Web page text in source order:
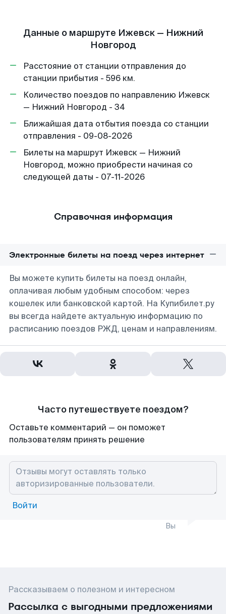
Данные о маршруте Ижевск — Нижний
Новгород
Расстояние от станции отправления до
станции прибытия - 596 км.
Количество поездов по направлению Ижевск
— Нижний Новгород - 34
Ближайшая дата отбытия поезда со станции
отправления - 09-08-2026
Билеты на маршрут Ижевск — Нижний
Новгород, можно приобрести начиная со
следующей даты - 07-11-2026
Справочная информация
Электронные билеты на поезд через интернет
Вы можете купить билеты на поезд онлайн,
оплачивая любым удобным способом: через
кошелек или банковской картой. На Купибилет.ру
вы всегда найдете актуальную информацию по
расписанию поездов РЖД, ценам и направлениям.
Часто путешествуете поездом?
Оставьте комментарий — он поможет
пользователям принять решение
Войти
Вы
Рассказываем о полезном и интересном
Рассылка с выгодными предложениями